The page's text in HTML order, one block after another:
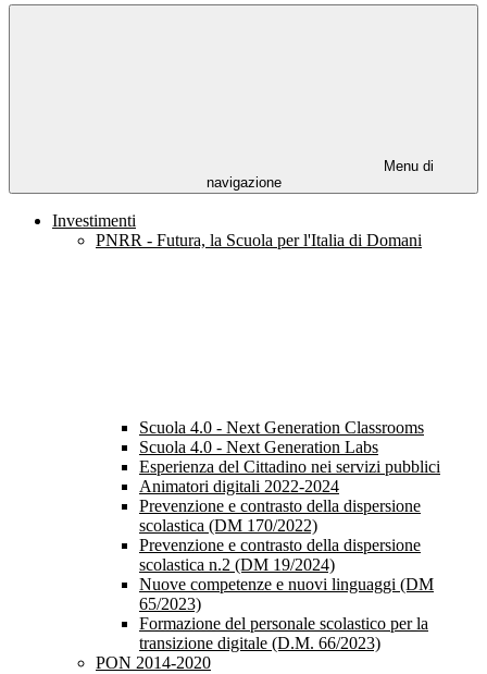
Menu di
navigazione
Investimenti
PNRR - Futura, la Scuola per l'Italia di Domani
Scuola 4.0 - Next Generation Classrooms
Scuola 4.0 - Next Generation Labs
Esperienza del Cittadino nei servizi pubblici
Animatori digitali 2022-2024
Prevenzione e contrasto della dispersione
scolastica (DM 170/2022)
Prevenzione e contrasto della dispersione
scolastica n.2 (DM 19/2024)
Nuove competenze e nuovi linguaggi (DM
65/2023)
Formazione del personale scolastico per la
transizione digitale (D.M. 66/2023)
PON 2014-2020